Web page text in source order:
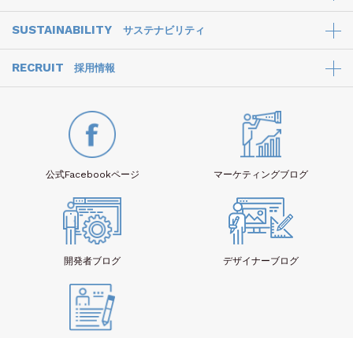
SUSTAINABILITY サステナビリティ
RECRUIT 採用情報
公式Facebookページ マーケティングブログ
開発者ブログ デザイナーブログ